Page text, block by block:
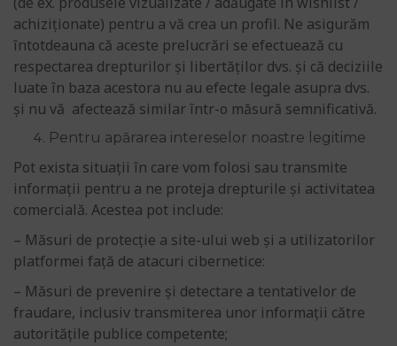
achiziționate) pentru a vă crea un profil. Ne asigurăm
întotdeauna că aceste prelucrări se efectuează cu
respectarea drepturilor și libertăților dvs. și că deciziile
luate în baza acestora nu au efecte legale asupra dvs.
și nu vă afectează similar într-o măsură semnificativă.
Pentru apărarea intereselor noastre legitime
Pot exista situații în care vom folosi sau transmite
informații pentru a ne proteja drepturile și activitatea
comercială. Acestea pot include:
– Măsuri de protecție a site-ului web și a utilizatorilor
platformei față de atacuri cibernetice:
– Măsuri de prevenire și detectare a tentativelor de
fraudare, inclusiv transmiterea unor informații către
autoritățile publice competente;